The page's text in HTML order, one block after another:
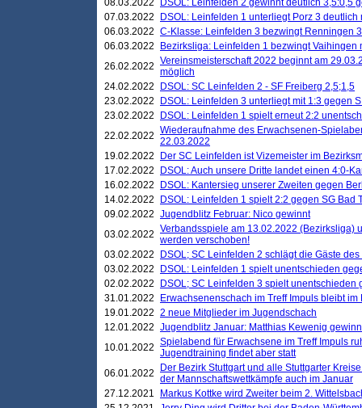
08.03.2022
DSOL: Leinfelden 2 gewinnt deutlich 3,5:0,5
07.03.2022
DSOL: Leinfelden 1 unterliegt Porz 3 deutlich
06.03.2022 C-Klasse: Leinfelden 3 bezwingt Renningen
06.03.2022
Bezirksliga: Leinfelden 1 bezwingt Vaihingen
26.02.2022 Vereinsmeisterschaft 2022 beginnt am
möglich
24.02.2022
DSOL: SC Leinfelden 2 - SF Freiberg 2,5;1,5
23.02.2022
DSOL: Leinfelden 3 unterliegt mit 1:3 gegen
23.02.2022
DSOL: Leinfelden 1 spielt erneut 2:2
22.02.2022 Wiederaufnahme des Erwachsenen-
22.03.2022
19.02.2022
Der SC Leinfelden ist Vizemeister im
17.02.2022
DSOL: Auch unsere Dritte landet einen 4:0-
16.02.2022
DSOL: Kantersieg unserer Zweiten gegen
14.02.2022
DSOL: Leinfelden 1 spielt 2:2 gegen SG Bad
09.02.2022 Jugendblitz Februar: Nico gewinnt
03.02.2022 Verbandsspiele am 13.02.2022 (Bezirksliga)
werden verschoben!
03.02.2022
DSOL; SC Leinfelden 2 schlägt die Gäste
03.02.2022
DSOL: Leinfelden 1 spielt unentschieden
02.02.2022
DSOL; SC Leinfelden 3 spielt unentschieden
31.01.2022
Erwachsenenschach im Treff Impuls bleibt
19.01.2022 2 neue Mitglieder im Jugendschach
12.01.2022 Jugendblitz Januar: Matthias Kewenig
10.01.2022 Spielabend für Erwachsene im Treff Impuls
Jugendtraining findet aber statt
06.01.2022
Der Bezirk Stuttgart und alle Stuttgarter
der Mannschaftswettkämpfe auch im Januar
27.12.2021
Markus Kottke wird Zweiter beim 2.